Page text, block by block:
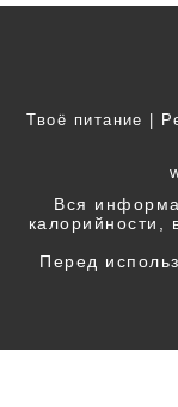
Твоё питание |
Вся
калорийности,
Перед